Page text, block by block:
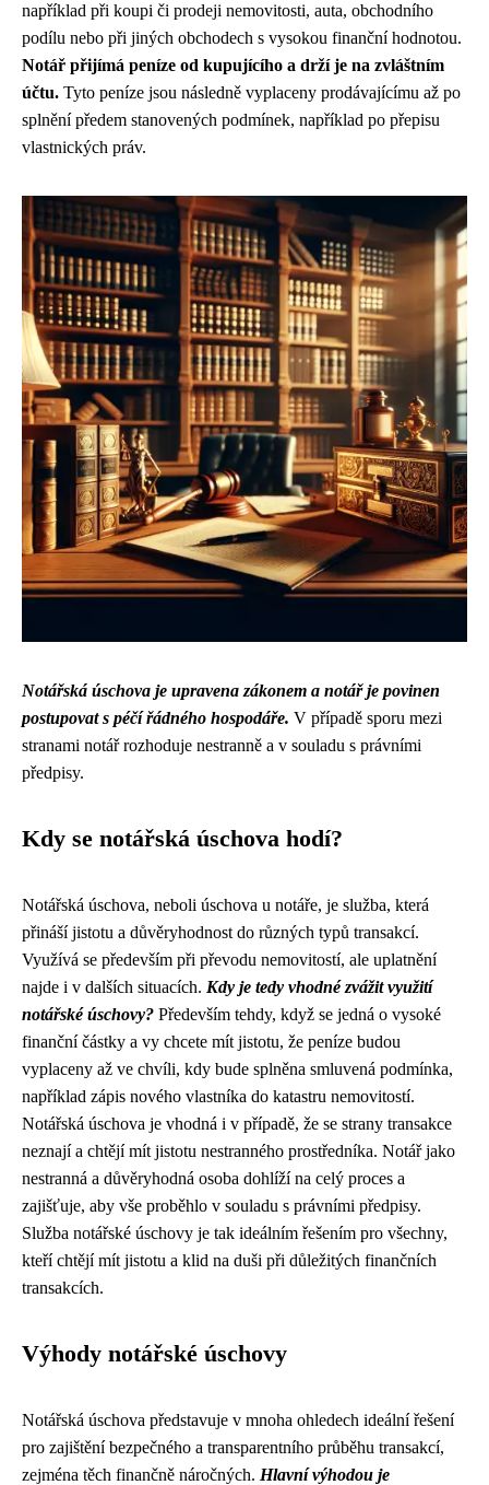
například při koupi či prodeji nemovitosti, auta, obchodního
podílu nebo při jiných obchodech s vysokou finanční hodnotou.
Notář přijímá peníze od kupujícího a drží je na zvláštním
účtu. Tyto peníze jsou následně vyplaceny prodávajícímu až po
splnění předem stanovených podmínek, například po přepisu
vlastnických práv.
Notářská úschova je upravena zákonem a notář je povinen
postupovat s péčí řádného hospodáře. V případě sporu mezi
stranami notář rozhoduje nestranně a v souladu s právními
předpisy.
Kdy se notářská úschova hodí?
Notářská úschova, neboli úschova u notáře, je služba, která
přináší jistotu a důvěryhodnost do různých typů transakcí.
Využívá se především při převodu nemovitostí, ale uplatnění
najde i v dalších situacích. Kdy je tedy vhodné zvážit využití
notářské úschovy? Především tehdy, když se jedná o vysoké
finanční částky a vy chcete mít jistotu, že peníze budou
vyplaceny až ve chvíli, kdy bude splněna smluvená podmínka,
například zápis nového vlastníka do katastru nemovitostí.
Notářská úschova je vhodná i v případě, že se strany transakce
neznají a chtějí mít jistotu nestranného prostředníka. Notář jako
nestranná a důvěryhodná osoba dohlíží na celý proces a
zajišťuje, aby vše proběhlo v souladu s právními předpisy.
Služba notářské úschovy je tak ideálním řešením pro všechny,
kteří chtějí mít jistotu a klid na duši při důležitých finančních
transakcích.
Výhody notářské úschovy
Notářská úschova představuje v mnoha ohledech ideální řešení
pro zajištění bezpečného a transparentního průběhu transakcí,
zejména těch finančně náročných. Hlavní výhodou je